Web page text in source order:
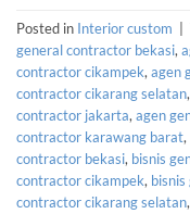
Posted in Interior custom
general contractor bekasi,
contractor cikampek,agen
contractor cikarang selatan,
contractor jakarta,agen
contractor karawang barat,
contractor bekasi, bisnis
contractor cikampek,
contractor cikarang selatan,